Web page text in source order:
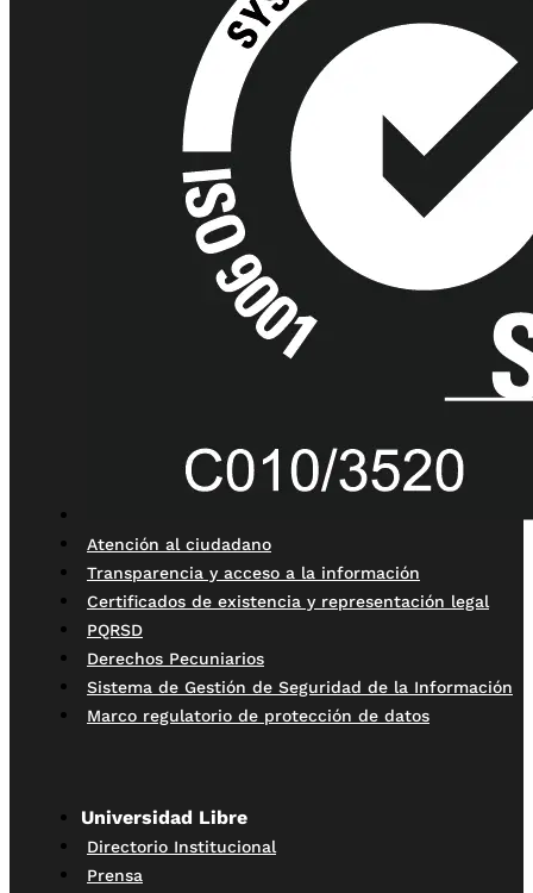
Atención al ciudadano
Transparencia y acceso a la información
Certificados de existencia y representación legal
PQRSD
Derechos Pecuniarios
Sistema de Gestión de Seguridad de la Información
Marco regulatorio de protección de datos
Universidad Libre
Directorio Institucional
Prensa